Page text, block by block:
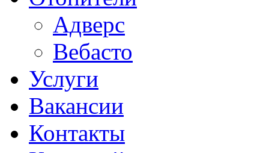
Адверс
Вебасто
Услуги
Вакансии
Контакты